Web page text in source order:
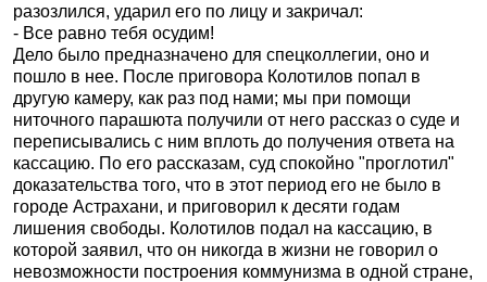
разозлился, ударил его по лицу и закричал:
- Все равно тебя осудим!
Дело было предназначено для спецколлегии, оно и
пошло в нее. После приговора Колотилов попал в
другую камеру, как раз под нами; мы при помощи
ниточного парашюта получили от него рассказ о суде и
переписывались с ним вплоть до получения ответа на
кассацию. По его рассказам, суд спокойно "проглотил"
доказательства того, что в этот период его не было в
городе Астрахани, и приговорил к десяти годам
лишения свободы. Колотилов подал на кассацию, в
которой заявил, что он никогда в жизни не говорил о
невозможности построения коммунизма в одной стране,